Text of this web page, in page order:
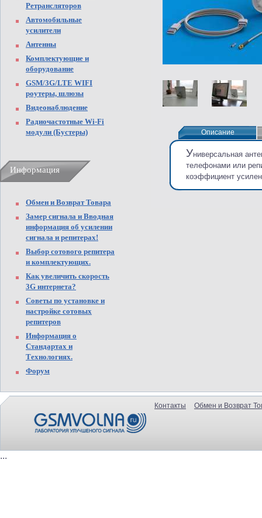
Ретрансляторов
Автомобильные
усилители
Антенны
Комплектующие и
оборудование
GSM/3G/LTE WIFI
роутеры, шлюзы
Видеонаблюдение
Радиочастотные Wi-Fi
модули (Бустеры)
Информация
Обмен и Возврат Товара
Замер сигнала и Вводная
информация об усилении
сигнала и репитерах!
Выбор сотового репитера
и комплектующих.
Как увеличить скорость
3G интернета?
Советы по установке и
настройке сотовых
репитеров
Информация о
Стандартах и
Технологиях.
Форум
Описание
Описание
Универсальная
телефонами или
коэффициент
Контакты Обмен и Возврат
...